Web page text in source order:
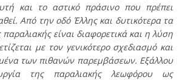
και το αστικό πράσινο που πρέπει
Από την οδό Έλλης και δυτικότερα τα
παραλιακής είναι διαφορετικά και η λύση
με τον γενικότερο σχεδιασμό και
των πιθανών παρεμβάσεων. Εξάλλου
της παραλιακής λεωφόρου ως